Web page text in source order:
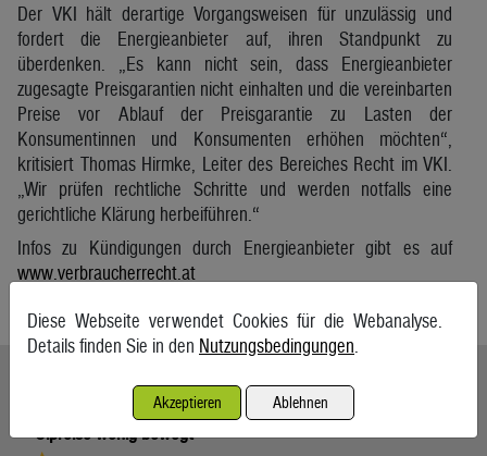
Der VKI hält derartige Vorgangsweisen für unzulässig und
fordert die Energieanbieter auf, ihren Standpunkt zu
überdenken. „Es kann nicht sein, dass Energieanbieter
zugesagte Preisgarantien nicht einhalten und die vereinbarten
Preise vor Ablauf der Preisgarantie zu Lasten der
Konsumentinnen und Konsumenten erhöhen möchten“,
kritisiert Thomas Hirmke, Leiter des Bereiches Recht im VKI.
„Wir prüfen rechtliche Schritte und werden notfalls eine
gerichtliche Klärung herbeiführen.“
Infos zu Kündigungen durch Energieanbieter gibt es auf
www.verbraucherrecht.at
Ölpreise wenig bewegt
Diese Webseite verwendet Cookies für die Webanalyse.
Details finden Sie in den Nutzungsbedingungen
Akzeptieren Ablehnen